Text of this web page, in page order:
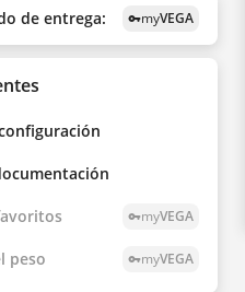
de entrega: vpn_keymyVEGA
vpn_keymyVEGA
peso vpn_keymyVEGA